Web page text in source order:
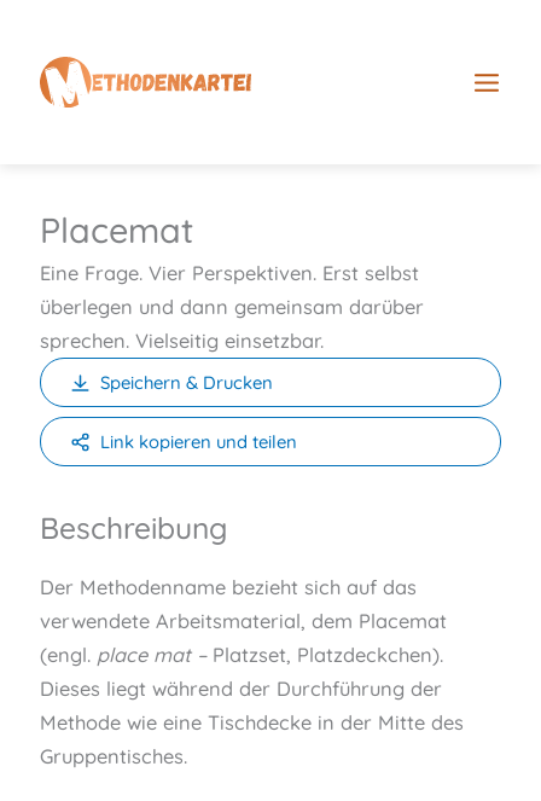
Placemat
Eine Frage. Vier Perspektiven. Erst selbst
überlegen und dann gemeinsam darüber
sprechen. Vielseitig einsetzbar.
Speichern & Drucken
Link kopieren und teilen
Beschreibung
Der Methodenname bezieht sich auf das
verwendete Arbeitsmaterial, dem Placemat
(engl. place mat – Platzset, Platzdeckchen).
Dieses liegt während der Durchführung der
Methode wie eine Tischdecke in der Mitte des
Gruppentisches.